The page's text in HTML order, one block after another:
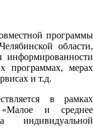
программы
области,
программах, мерах
и т.д.
в рамках
«Малое и среднее
индивидуальной